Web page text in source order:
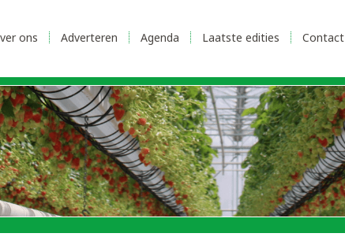
ons Adverteren Agenda Laatste edities Contact